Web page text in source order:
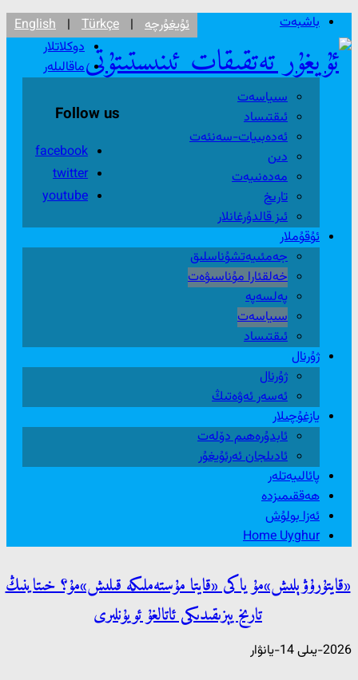
ئۇيغۇرچە |
English | Türkçe
Follow us
facebook
twitter
youtube
باشبەت
دوكلاتلار
ماقالىلەر
سىياسەت
ئىقتىساد
ئەدەبىيات-سەنئەت
دىن
مەدەنىيەت
تارىخ
ئىز قالدۇرغانلار
ئۇقۇملار
جەمئىيەتشۇناسلىق
خەلقئارا مۇناسىۋەت
پەلسەپە
سىياسەت
ئىقتىساد
ژۇرنال
ژۇرنال
ئەسەر ئەۋەتىڭ
يازغۇچىلار
ئابدۇرەھىم دۆلەت
ئادىلجان ئەرئۇيغۇر
پائالىيەتلەر
ھەققىمىزدە
ئەزا بولۇش
Home Uyghur
«قايتۇرۇۋېلىش»مۇ ياكى «قايتا مۇستەملىكە قىلىش»مۇ؟ خىتاينىڭ
تارىخ يېزىقىدىكى ئاتالغۇ ئويۇنلىرى
2026-يىلى 14-يانۋار